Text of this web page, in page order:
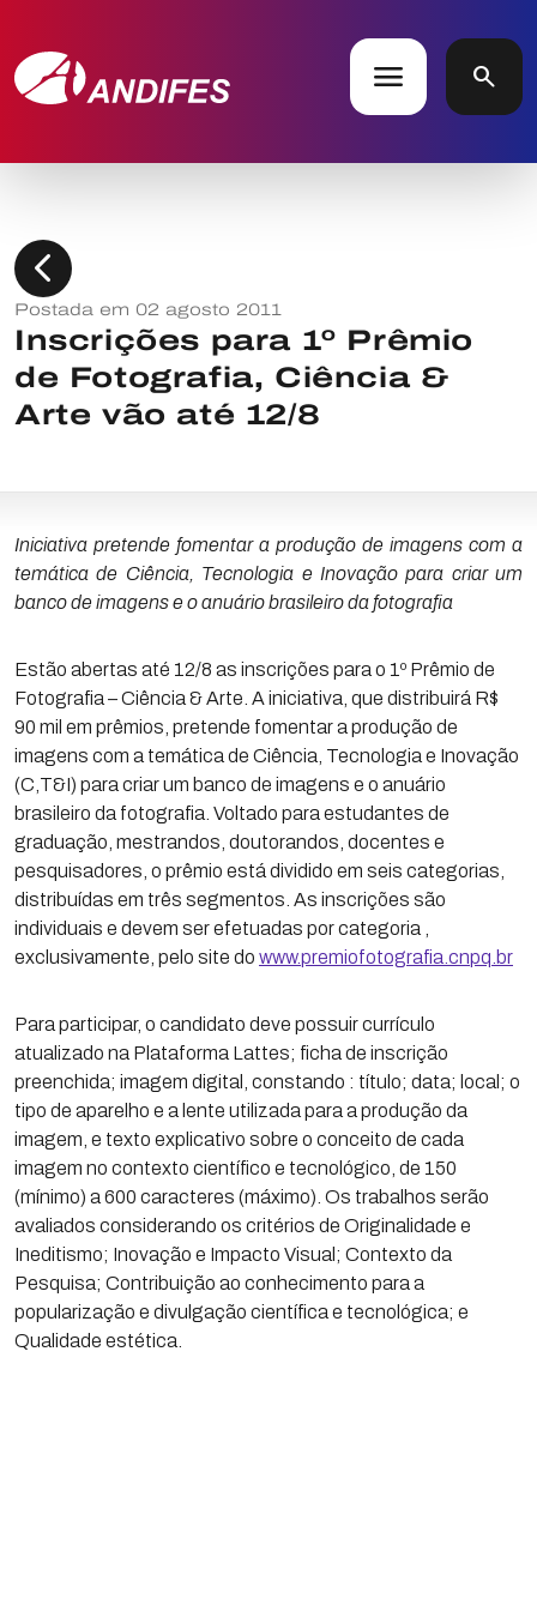
menu search
chevron_left
Postada em 02 agosto 2011
Inscrições para 1º Prêmio
de Fotografia, Ciência &
Arte vão até 12/8
Iniciativa pretende fomentar a produção de imagens com a
temática de Ciência, Tecnologia e Inovação para criar um
banco de imagens e o anuário brasileiro da fotografia
Estão abertas até 12/8 as inscrições para o 1º Prêmio de
Fotografia – Ciência & Arte. A iniciativa, que distribuirá R$
90 mil em prêmios, pretende fomentar a produção de
imagens com a temática de Ciência, Tecnologia e Inovação
(C,T&I) para criar um banco de imagens e o anuário
brasileiro da fotografia. Voltado para estudantes de
graduação, mestrandos, doutorandos, docentes e
pesquisadores, o prêmio está dividido em seis categorias,
distribuídas em três segmentos. As inscrições são
individuais e devem ser efetuadas por categoria ,
exclusivamente, pelo site do www.premiofotografia.cnpq.br
Para participar, o candidato deve possuir currículo
atualizado na Plataforma Lattes; ficha de inscrição
preenchida; imagem digital, constando : título; data; local; o
tipo de aparelho e a lente utilizada para a produção da
imagem, e texto explicativo sobre o conceito de cada
imagem no contexto científico e tecnológico, de 150
(mínimo) a 600 caracteres (máximo). Os trabalhos serão
avaliados considerando os critérios de Originalidade e
Ineditismo; Inovação e Impacto Visual; Contexto da
Pesquisa; Contribuição ao conhecimento para a
popularização e divulgação científica e tecnológica; e
Qualidade estética.